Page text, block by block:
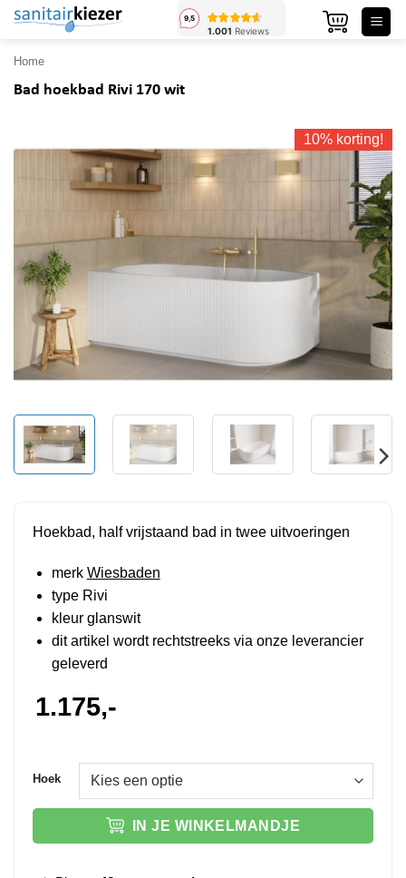
Ga
inhoud
Home
Bad hoekbad Rivi 170 wit
10% korting!
Hoekbad, half vrijstaand bad in twee uitvoeringen
merk Wiesbaden
type Rivi
kleur glanswit
dit artikel wordt rechtstreeks via onze leverancier
geleverd
1.175,-
Hoek
IN JE WINKELMANDJE